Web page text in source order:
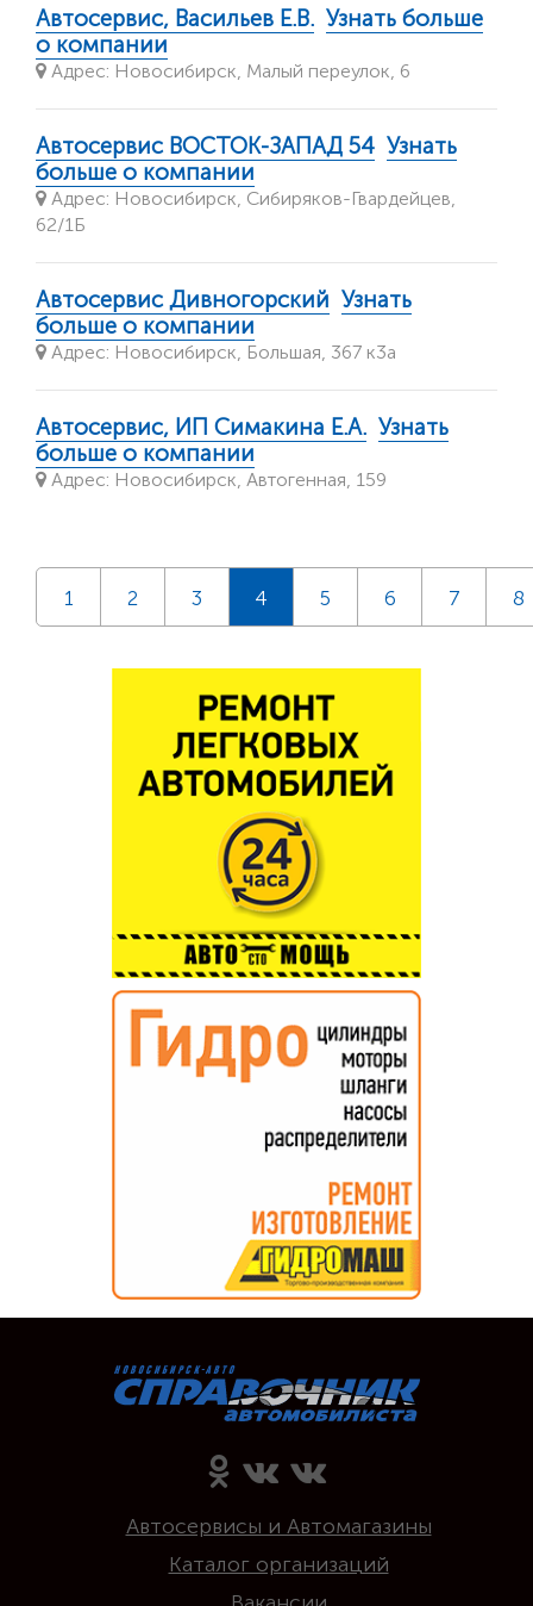
Автосервис, Васильев Е.В. Узнать больше
о компании
Адрес: Новосибирск, Малый переулок, 6
Автосервис ВОСТОК-ЗАПАД 54 Узнать
больше о компании
Адрес: Новосибирск, Сибиряков-Гвардейцев,
62/1Б
Автосервис Дивногорский Узнать
больше о компании
Адрес: Новосибирск, Большая, 367 к3а
Автосервис, ИП Симакина Е.А. Узнать
больше о компании
Адрес: Новосибирск, Автогенная, 159
1 2 3 4 5 6 7 8
Автосервисы и Автомагазины
Каталог организаций